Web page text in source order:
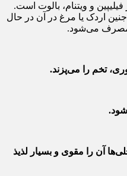
و ویتنام، بالوت است.
اردک یا مرغ در آن در حال
مصرف می‌شود.
آن را مقوی و بسیار لذیذ